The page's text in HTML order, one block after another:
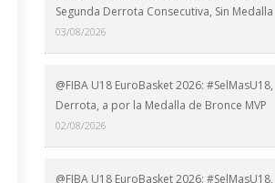
Segunda Derrota Consecutiva, Sin Medalla
03/08/2026
@FIBA U18 EuroBasket 2026: #SelMasU18,
Derrota, a por la Medalla de Bronce MVP
02/08/2026
@FIBA U18 EuroBasket 2026: #SelMasU18,